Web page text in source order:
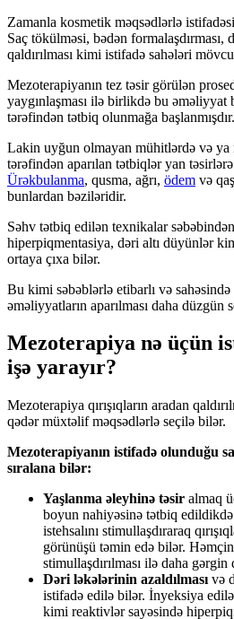
Zamanla kosmetik məqsədlərlə
Saç tökülməsi, bədən
qaldırılması kimi istifadə sahələri
Mezoterapiyanın tez təsir görülən
yaygınlaşması ilə birlikdə bu
tərəfindən tətbiq olunmağa başlanmışdır.
Lakin uyğun olmayan mühitlərdə və ya
tərəfindən aparılan tətbiqlər yan
Ürəkbulanma, qusma, ağrı, ödem və
bunlardan bəziləridir.
Səhv tətbiq edilən texnikalar
hiperpiqmentasiya, dəri altı düyünlər
ortaya çıxa bilər.
Bu kimi səbəblərlə etibarlı və
əməliyyatların aparılması daha düzgün
Mezoterapiya nə üçün
işə yarayır?
Mezoterapiya qırışıqların aradan
qədər müxtəlif məqsədlərlə seçilə bilər.
Mezoterapiyanın istifadə olunduğu
sıralana bilər:
Yaşlanma əleyhinə təsir almaq
boyun nahiyəsinə tətbiq
istehsalını stimullaşdıraraq
görünüşü təmin edə bilər.
stimullaşdırılması ilə daha
Dəri ləkələrinin azaldılması və
istifadə edilə bilər. İnyeksiya
kimi reaktivlər sayəsində